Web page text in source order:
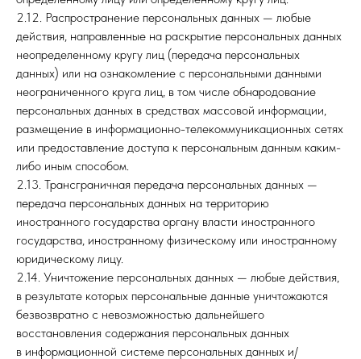
2.12. Распространение персональных данных — любые
действия, направленные на раскрытие персональных данных
неопределенному кругу лиц (передача персональных
данных) или на ознакомление с персональными данными
неограниченного круга лиц, в том числе обнародование
персональных данных в средствах массовой информации,
размещение в информационно-телекоммуникационных сетях
или предоставление доступа к персональным данным каким-
либо иным способом.
2.13. Трансграничная передача персональных данных —
передача персональных данных на территорию
иностранного государства органу власти иностранного
государства, иностранному физическому или иностранному
юридическому лицу.
2.14. Уничтожение персональных данных — любые действия,
в результате которых персональные данные уничтожаются
безвозвратно с невозможностью дальнейшего
восстановления содержания персональных данных
в информационной системе персональных данных и/